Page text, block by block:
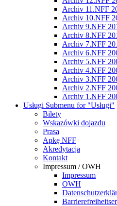
Archiv 11.NFF
Archiv 10.NFF
Archiv 9.NFF
Archiv 8.NFF
Archiv 7.NFF
Archiv 6.NFF
Archiv 5.NFF
Archiv 4.NFF
Archiv 3.NFF
Archiv 2.NFF
Archiv 1.NFF
Usługi Submenu for "Usługi"
Bilety
Wskazówki dojazdu
Prasa
Apkę NFF
Akredytacja
Kontakt
Impressum / OWH
Impressum
OWH